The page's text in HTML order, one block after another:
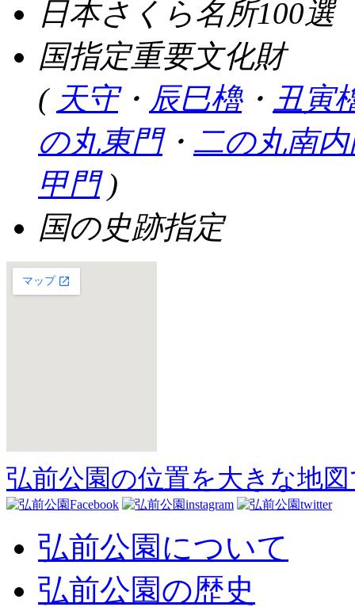
日本さくら名所100選
国指定重要文化財
( 天守・ 辰巳櫓・ 丑寅
の丸東門・ 二の丸南
甲門)
国の史跡指定
弘前公園の位置を大きな地
弘前公園について
弘前公園の歴史